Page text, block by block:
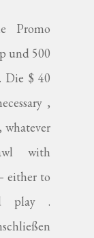
Promo
und 500
Die $ 40
,
with
either to
play .